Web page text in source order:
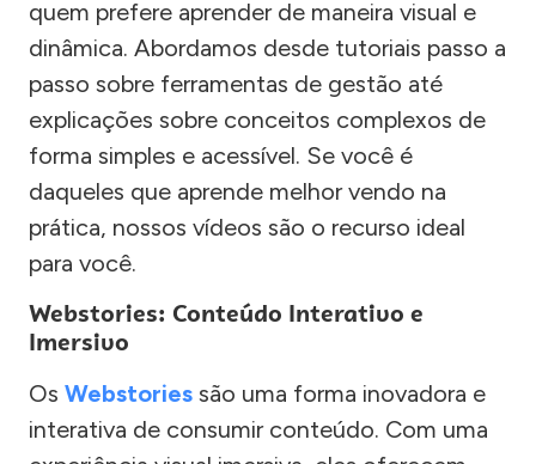
quem prefere aprender de maneira visual e
dinâmica. Abordamos desde tutoriais passo a
passo sobre ferramentas de gestão até
explicações sobre conceitos complexos de
forma simples e acessível. Se você é
daqueles que aprende melhor vendo na
prática, nossos vídeos são o recurso ideal
para você.
Webstories: Conteúdo Interativo e
Imersivo
Os Webstories são uma forma inovadora e
interativa de consumir conteúdo. Com uma